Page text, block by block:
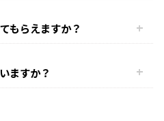
もらえますか？
ますか？